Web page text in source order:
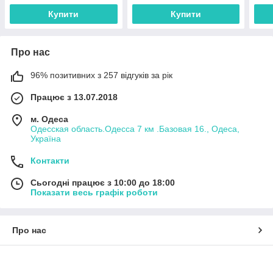
Купити Купити
Про нас
96% позитивних з 257 відгуків за рік
Працює з 13.07.2018
м. Одеса
Одесская область.Одесса 7 км .Базовая 16., Одеса,
Україна
Контакти
Сьогодні працює з 10:00 до 18:00
Показати весь графік роботи
Про нас